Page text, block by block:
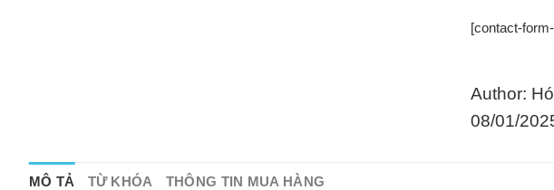
[contact-
Author:
08/01/
MÔ TẢ TỪ KHÓA THÔNG TIN MUA HÀNG